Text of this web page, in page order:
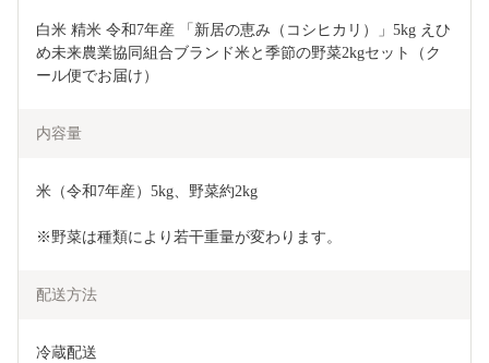
白米 精米 令和7年産 「新居の恵み（コシヒカリ）」5kg えひ
め未来農業協同組合ブランド米と季節の野菜2kgセット（ク
内容量
米（令和7年産）5kg、野菜約2kg
※野菜は種類により若干重量が変わります。
配送方法
冷蔵配送